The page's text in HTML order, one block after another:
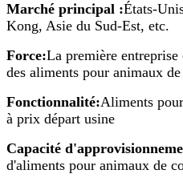
Marché principal :États-
Kong, Asie du Sud-Est, etc.
Force:La première entreprise
des aliments pour animaux
Fonctionnalité:Aliments
à prix départ usine
Capacité
d'aliments pour animaux de